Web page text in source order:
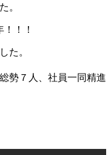
。
！！
た。
勢７人、社員一同精進